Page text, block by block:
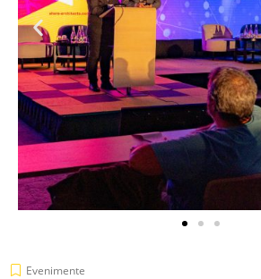
Evenimente